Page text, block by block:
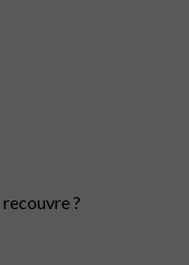
?